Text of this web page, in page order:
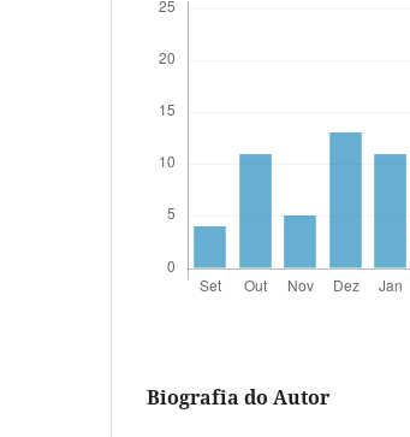
Biografia do Autor